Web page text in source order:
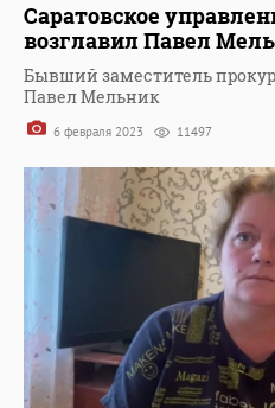
Саратовское
возглавил Павел
Бывший заместитель
Павел Мельник
6 февраля 2023 11497